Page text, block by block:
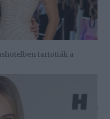
tartották a